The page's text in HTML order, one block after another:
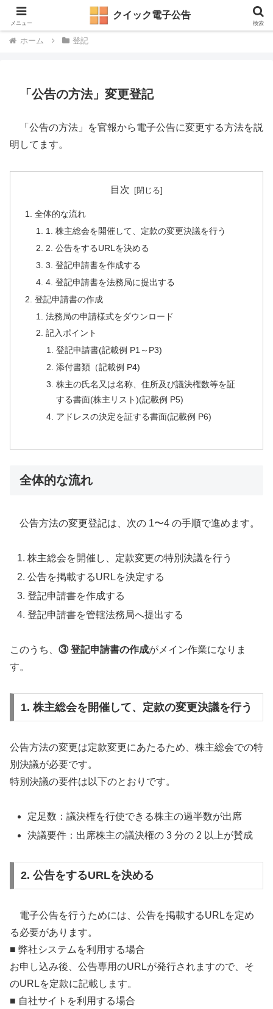
電子公告・決算公告掲載サイト
ホーム 登記
「公告の方法」変更登記
「公告の方法」を官報から電子公告に変更する方法を説
明してます。
目次
全体的な流れ
1. 株主総会を開催して、定款の変更決議を行う
2. 公告をするURLを決める
3. 登記申請書を作成する
4. 登記申請書を法務局に提出する
登記申請書の作成
法務局の申請様式をダウンロード
記入ポイント
登記申請書(記載例 P1～P3)
添付書類（記載例 P4)
株主の氏名又は名称、住所及び議決権数等を証
する書面(株主リスト)(記載例 P5)
アドレスの決定を証する書面(記載例 P6)
全体的な流れ
公告方法の変更登記は、次の 1〜4 の手順で進めます。
株主総会を開催し、定款変更の特別決議を行う
公告を掲載するURLを決定する
登記申請書を作成する
登記申請書を管轄法務局へ提出する
このうち、 ③ 登記申請書の作成がメイン作業になりま
す。
1. 株主総会を開催して、定款の変更決議を行う
公告方法の変更は定款変更にあたるため、株主総会での特
別決議が必要です。
特別決議の要件は以下のとおりです。
定足数：議決権を行使できる株主の過半数が出席
決議要件：出席株主の議決権の 3 分の 2 以上が賛成
2. 公告をするURLを決める
電子公告を行うためには、公告を掲載するURLを定め
る必要があります。
■ 弊社システムを利用する場合
お申し込み後、公告専用のURLが発行されますので、そ
のURLを定款に記載します。
■ 自社サイトを利用する場合
メニュー
クイック電子公告
検索